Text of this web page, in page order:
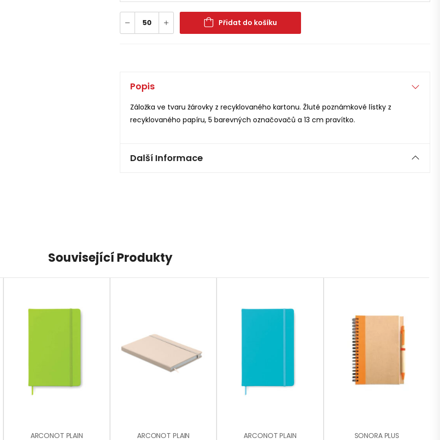
Přidat do košíku
Popis
Záložka ve tvaru žárovky z recyklovaného kartonu. Žluté poznámkové lístky z
recyklovaného papíru, 5 barevných označovačů a 13 cm pravítko.
Další Informace
Související Produkty
ARCONOT PLAIN ARCONOT PLAIN ARCONOT PLAIN SONORA PLUS